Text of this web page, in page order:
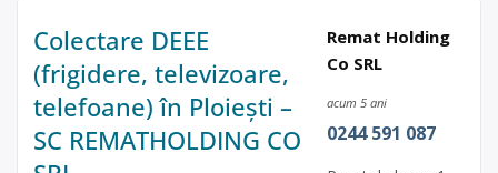
Colectare DEEE
(frigidere, televizoare,
telefoane) în Ploiești –
SC REMATHOLDING CO
Remat Holding
Co SRL
acum 5 ani
0244 591 087